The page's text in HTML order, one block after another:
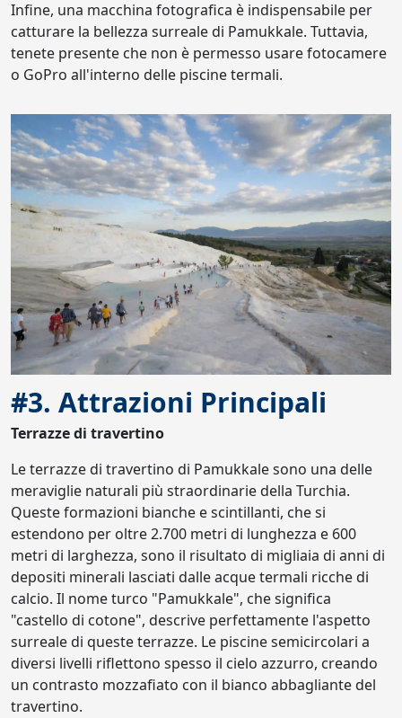
Infine, una macchina fotografica è indispensabile per
catturare la bellezza surreale di Pamukkale. Tuttavia,
tenete presente che non è permesso usare fotocamere
o GoPro all'interno delle piscine termali.
#3. Attrazioni Principali
Terrazze di travertino
Le terrazze di travertino di Pamukkale sono una delle
meraviglie naturali più straordinarie della Turchia.
Queste formazioni bianche e scintillanti, che si
estendono per oltre 2.700 metri di lunghezza e 600
metri di larghezza, sono il risultato di migliaia di anni di
depositi minerali lasciati dalle acque termali ricche di
calcio. Il nome turco "Pamukkale", che significa
"castello di cotone", descrive perfettamente l'aspetto
surreale di queste terrazze. Le piscine semicircolari a
diversi livelli riflettono spesso il cielo azzurro, creando
un contrasto mozzafiato con il bianco abbagliante del
travertino.